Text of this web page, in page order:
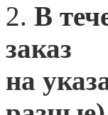
2. В
заказ
на